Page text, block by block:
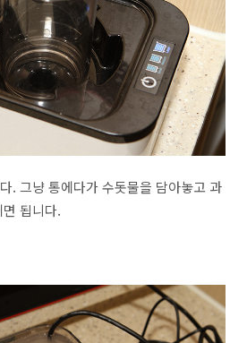
. 그냥 통에다가 수돗물을 담아놓고 과
됩니다.